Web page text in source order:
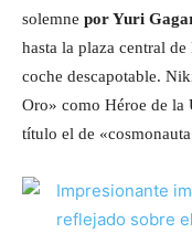
solemne por Yuri
hasta la plaza central
coche descapotable.
Oro» como Héroe de la
título el de